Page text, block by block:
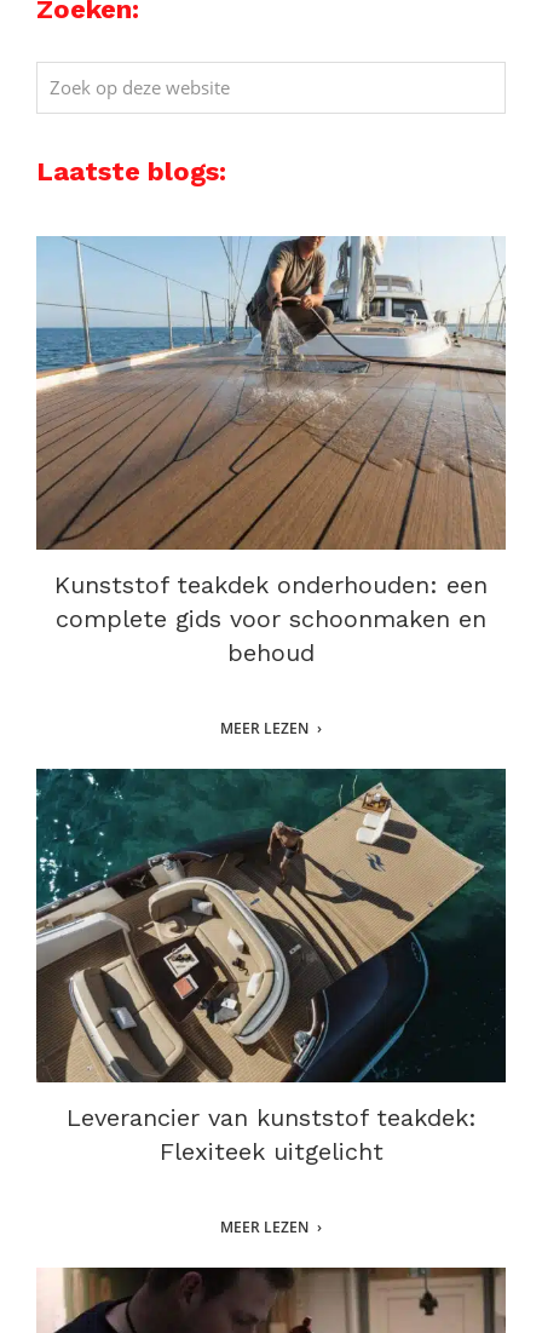
Zoeken:
Zoek
op
website
Laatste blogs:
Kunststof teakdek onderhouden: een
complete gids voor schoonmaken en
behoud
MEER LEZEN
Leverancier van kunststof teakdek:
Flexiteek uitgelicht
MEER LEZEN